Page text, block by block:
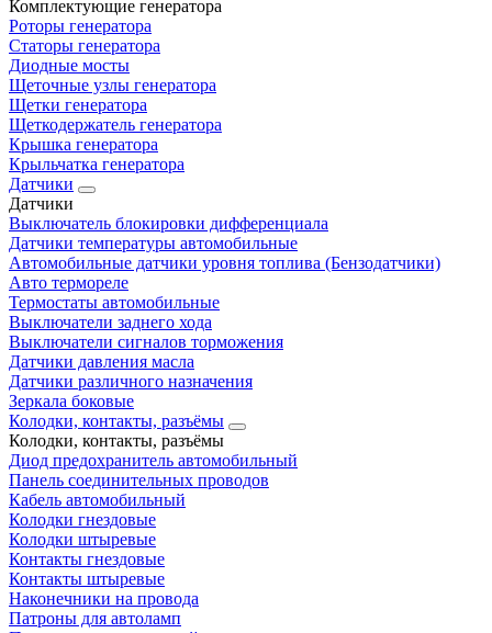
Комплектующие генератора
Роторы генератора
Статоры генератора
Диодные мосты
Щеточные узлы генератора
Щетки генератора
Щеткодержатель генератора
Крышка генератора
Крыльчатка генератора
Датчики
Датчики
Выключатель блокировки дифференциала
Датчики температуры автомобильные
Автомобильные датчики уровня топлива (Бензодатчики)
Авто термореле
Термостаты автомобильные
Выключатели заднего хода
Выключатели сигналов торможения
Датчики давления масла
Датчики различного назначения
Зеркала боковые
Колодки, контакты, разъёмы
Колодки, контакты, разъёмы
Диод предохранитель автомобильный
Панель соединительных проводов
Кабель автомобильный
Колодки гнездовые
Колодки штыревые
Контакты гнездовые
Контакты штыревые
Наконечники на провода
Патроны для автоламп